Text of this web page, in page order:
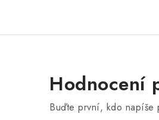
Hodnocení
Buďte první, kdo napíše